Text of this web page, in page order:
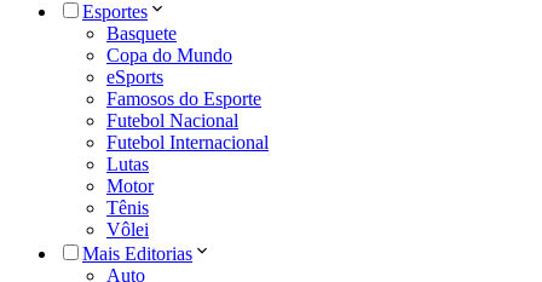
Esportes
Basquete
Copa do Mundo
eSports
Famosos do Esporte
Futebol Nacional
Futebol Internacional
Lutas
Motor
Tênis
Vôlei
Mais Editorias
Auto